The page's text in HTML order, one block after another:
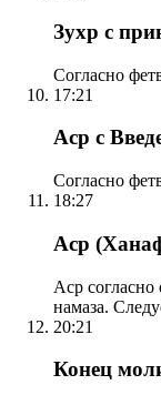
Зухр с
Согласно
17:21
Аср с
Согласно
18:27
Аср
Аср
намаза.
20:21
Конец